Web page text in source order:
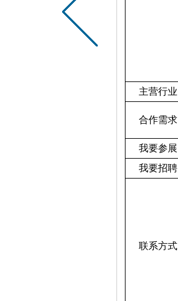
主营行业
合作需求
我要参展
我要招聘
联系方式